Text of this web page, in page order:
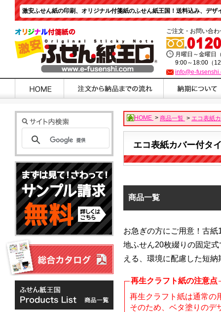
激安ふせん紙の印刷、オリジナル付箋紙のふせん紙王国！送料込み、デ
ご注文・お問い合
月曜日～金曜日
9:00～18:00（
info@e-
お急ぎカバー付ふせん一覧
HOME > 商品一覧 > エコ表紙
エコ表紙カバー付タ
商品一覧
お急ぎの方にご用意！古
地ふせん20枚綴りの固定
える、環境に配慮した短
再生クラフト紙の注意点
再生クラフト紙は通常の
そのため、ベタ塗りのデ